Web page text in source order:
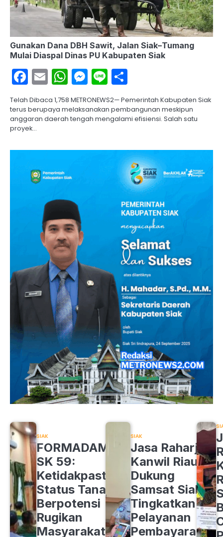
Gunakan Dana DBH Sawit, Jalan Siak–Tumang
Mulai Diaspal Dinas PU Kabupaten Siak
Facebook
EmailWhatsApp
Messenger
Line
Telah Dibaca 1,758 METRONEWS2— Pemerintah Kabupaten Siak
terus berupaya melaksanakan pembangunan meskipun
anggaran daerah tengah mengalami efisiensi. Salah satu
proyek…
SIAK
FORMADAM
SK 59:
Ketidakpastian
Status Tanah
Berpotensi
Rugikan
Masyarakat
SIAK
Jasa Raharja
Kanwil Riau
Dukung
Samsat Siak
Tingkatkan
Pelayanan
Pembayaran